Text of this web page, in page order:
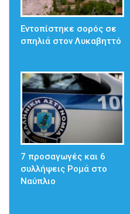
Εντοπίστηκε σορός σε
σπηλιά στον Λυκαβηττό
7 προσαγωγές και 6
συλλήψεις Ρομά στο
Ναύπλιο